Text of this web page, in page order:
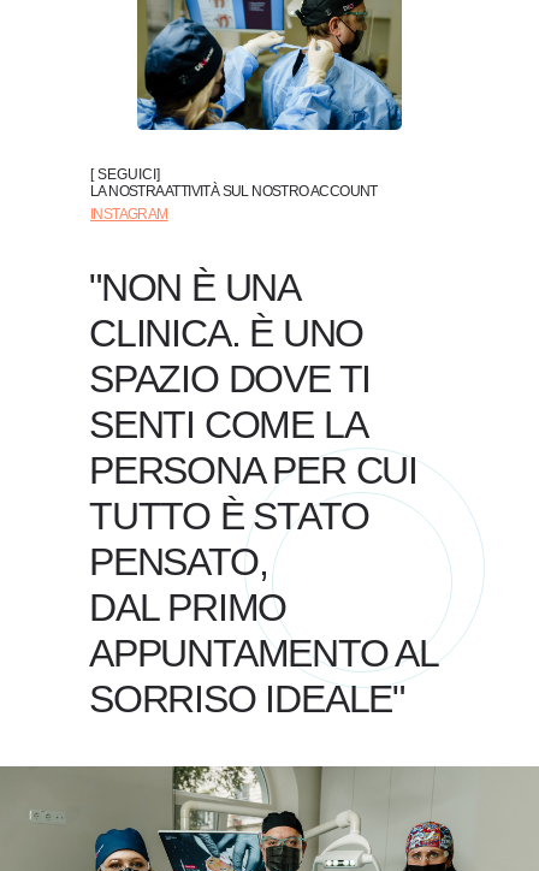
[ SEGUICI]
LA NOSTRA ATTIVITÀ SUL NOSTRO ACCOUNT
INSTAGRAM
"NON È UNA
CLINICA. È UNO
SPAZIO DOVE TI
SENTI COME LA
PERSONA PER CUI
TUTTO È STATO
PENSATO,
DAL PRIMO
APPUNTAMENTO AL
SORRISO IDEALE"